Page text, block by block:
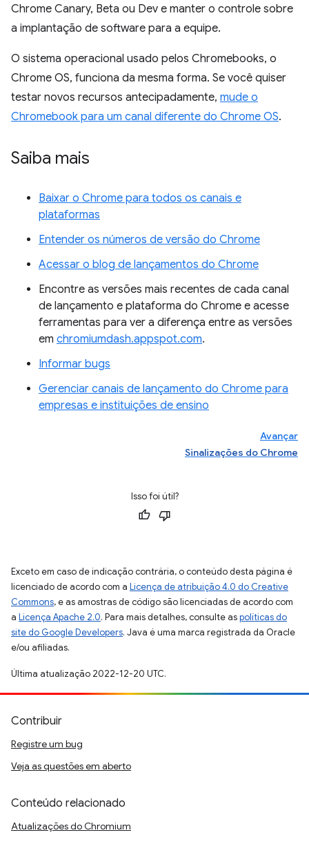
Chrome Canary, Beta ou Dev e manter o controle sobre
a implantação de software para a equipe.
O sistema operacional usado pelos Chromebooks, o
Chrome OS, funciona da mesma forma. Se você quiser
testar novos recursos antecipadamente, mude o
Chromebook para um canal diferente do Chrome OS.
Saiba mais
Baixar o Chrome para todos os canais e
plataformas
Entender os números de versão do Chrome
Acessar o blog de lançamentos do Chrome
Encontre as versões mais recentes de cada canal
de lançamento e plataforma do Chrome e acesse
ferramentas para ver a diferença entre as versões
em chromiumdash.appspot.com.
Informar bugs
Gerenciar canais de lançamento do Chrome para
empresas e instituições de ensino
Avançar
Sinalizações do Chrome
Isso foi útil?
Exceto em caso de indicação contrária, o conteúdo desta página é
licenciado de acordo com a Licença de atribuição 4.0 do Creative
Commons, e as amostras de código são licenciadas de acordo com
a Licença Apache 2.0. Para mais detalhes, consulte aspolíticas do
site do Google Developers. Java é uma marca registrada da Oracle
e/ou afiliadas.
Última atualização 2022-12-20 UTC.
Contribuir
Registre um bug
Veja as questões em aberto
Conteúdo relacionado
Atualizações do Chromium